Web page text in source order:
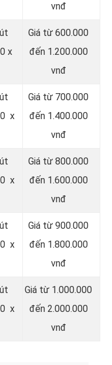
vnđ
x
Giá từ 600.000
đến 1.200.000
vnđ
x
Giá từ 700.000
đến 1.400.000
vnđ
x
Giá từ 800.000
đến 1.600.000
vnđ
x
Giá từ 900.000
đến 1.800.000
vnđ
x
Giá từ 1.000.000
đến 2.000.000
vnđ